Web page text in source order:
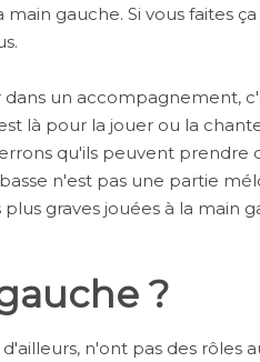
gauche. Si vous faites
un accompagnement,
là pour la jouer ou la
qu'ils peuvent prendre
n'est pas une partie
graves jouées à la main
?
n'ont pas des rôles